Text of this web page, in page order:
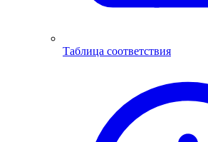
Таблица соответствия